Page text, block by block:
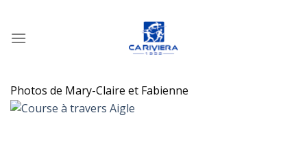
contenu
Photos de Mary-Claire et Fabienne